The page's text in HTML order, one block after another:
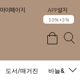
마이페이지 APP설치
10%+3%
도서/매거진 바늘&도구